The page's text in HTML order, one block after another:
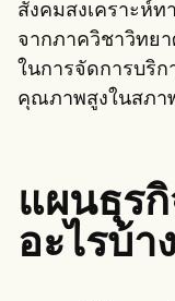
สังคมสงเคราะห์
จากภาควิชาวิทย
ในการจัดการบริ
คุณภาพสูงในสภา
แผนธุร
อะไรบ้าง